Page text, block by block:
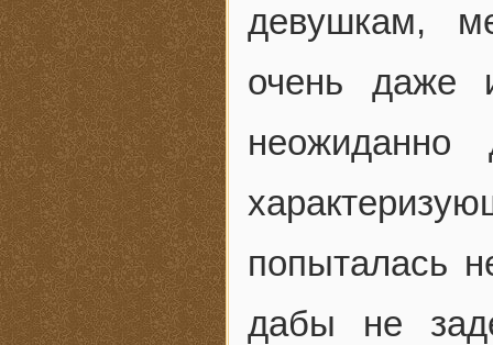
девушкам,
очень
попыталась
дабы не